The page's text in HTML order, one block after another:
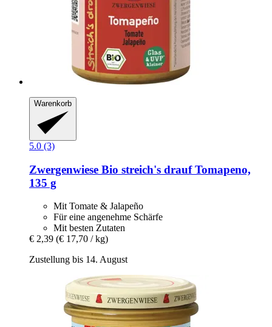
Warenkorb
5.0 (3)
Zwergenwiese Bio streich's drauf Tomapeno,
135 g
Mit Tomate & Jalapeño
Für eine angenehme Schärfe
Mit besten Zutaten
€ 2,39 (€ 17,70 / kg)
Zustellung bis 14. August